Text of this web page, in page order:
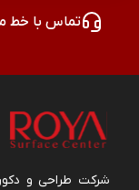
تماس با خط
شرکت طراحی و